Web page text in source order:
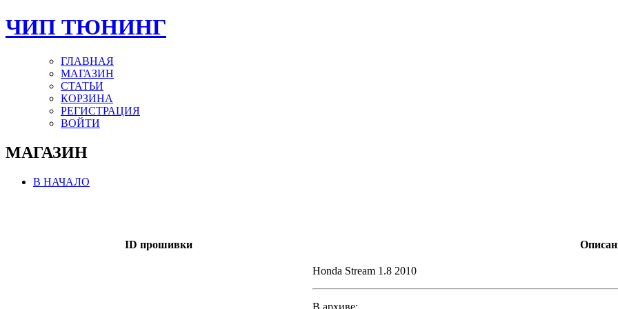
ЧИП ТЮНИНГ
ГЛАВНАЯ
МАГАЗИН
СТАТЬИ
КОРЗИНА
РЕГИСТРАЦИЯ
ВОЙТИ
МАГАЗИН
В НАЧАЛО
ID прошивки
Honda Stream 1.8 2010
В архиве: